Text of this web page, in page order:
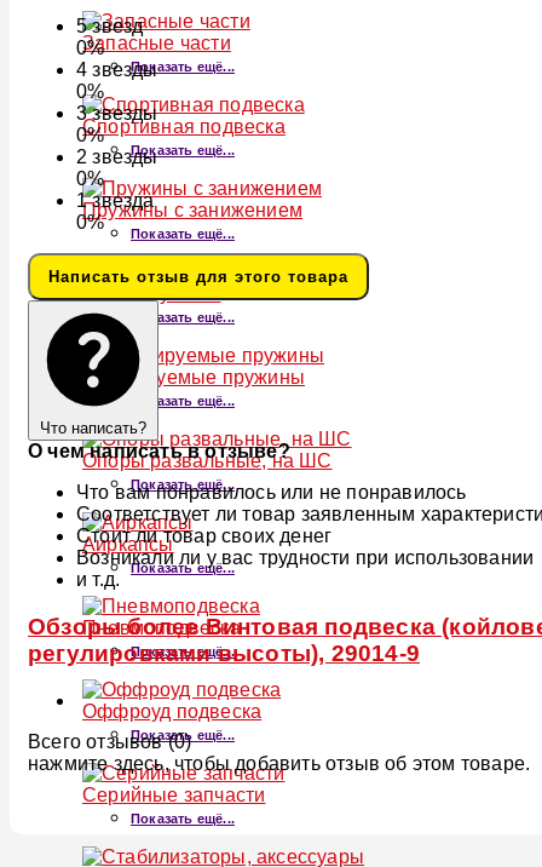
Запасные части
Показать ещё...
Спортивная подвеска
Показать ещё...
Пружины с занижением
Показать ещё...
Лифт-пружины
Показать ещё...
Регулируемые пружины
Показать ещё...
Опоры развальные, на ШС
Показать ещё...
Аиркапсы
Показать ещё...
Пневмоподвеска
Показать ещё...
Оффроуд подвеска
Показать ещё...
Серийные запчасти
Показать ещё...
5звезд
0%
4звезды
0%
3звезды
0%
2звезды
0%
1звезда
0%
Написать отзыв для этого товара
Что написать?
О чем написать в отзыве?
Что вам понравилось или не понравилось
Соответствует ли товар заявленным
Стоит ли товар своих денег
Возникали ли у вас трудности при использовании
и т.д.
Обзоры более Винтовая подвеска
регулировками высоты), 29014-9
Всего отзывов (0)
нажмите здесь, чтобы добавить отзыв об этом товаре.